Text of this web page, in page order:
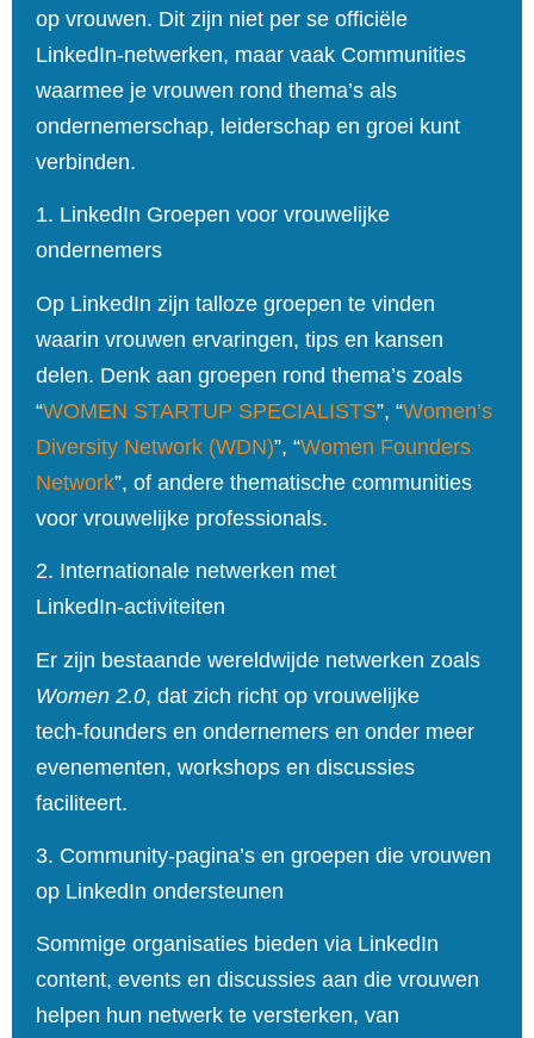
op vrouwen. Dit zijn niet per se officiële
LinkedIn‑netwerken, maar vaak Communities
waarmee je vrouwen rond thema’s als
ondernemerschap, leiderschap en groei kunt
verbinden.
1. LinkedIn Groepen voor vrouwelijke
ondernemers
Op LinkedIn zijn talloze groepen te vinden
waarin vrouwen ervaringen, tips en kansen
delen. Denk aan groepen rond thema’s zoals
“WOMEN STARTUP SPECIALISTS”, “Women’s
Diversity Network (WDN)”, “Women Founders
Network”, of andere thematische communities
voor vrouwelijke professionals.
2. Internationale netwerken met
LinkedIn‑activiteiten
Er zijn bestaande wereldwijde netwerken zoals
Women 2.0, dat zich richt op vrouwelijke
tech‑founders en ondernemers en onder meer
evenementen, workshops en discussies
faciliteert.
3. Community‑pagina’s en groepen die vrouwen
op LinkedIn ondersteunen
Sommige organisaties bieden via LinkedIn
content, events en discussies aan die vrouwen
helpen hun netwerk te versterken, van